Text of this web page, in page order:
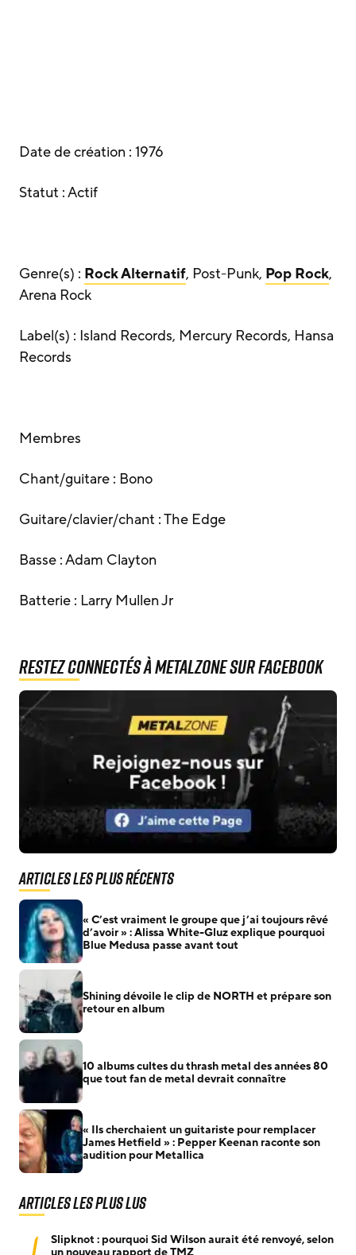
Date de création : 1976
Statut : Actif
Genre(s) : Rock Alternatif, Post-Punk, Pop Rock,
Arena Rock
Label(s) : Island Records, Mercury Records, Hansa
Records
Membres
Chant/guitare : Bono
Guitare/clavier/chant : The Edge
Basse : Adam Clayton
Batterie : Larry Mullen Jr
Restez connectés à MetalZone sur Facebook
Articles les plus récents
« C’est vraiment le groupe que j’ai toujours rêvé
d’avoir » : Alissa White-Gluz explique pourquoi
Blue Medusa passe avant tout
Shining dévoile le clip de NORTH et prépare son
retour en album
10 albums cultes du thrash metal des années 80
que tout fan de metal devrait connaître
« Ils cherchaient un guitariste pour remplacer
James Hetfield » : Pepper Keenan raconte son
audition pour Metallica
Articles les plus lus
1
Slipknot : pourquoi Sid Wilson aurait été renvoyé, selon